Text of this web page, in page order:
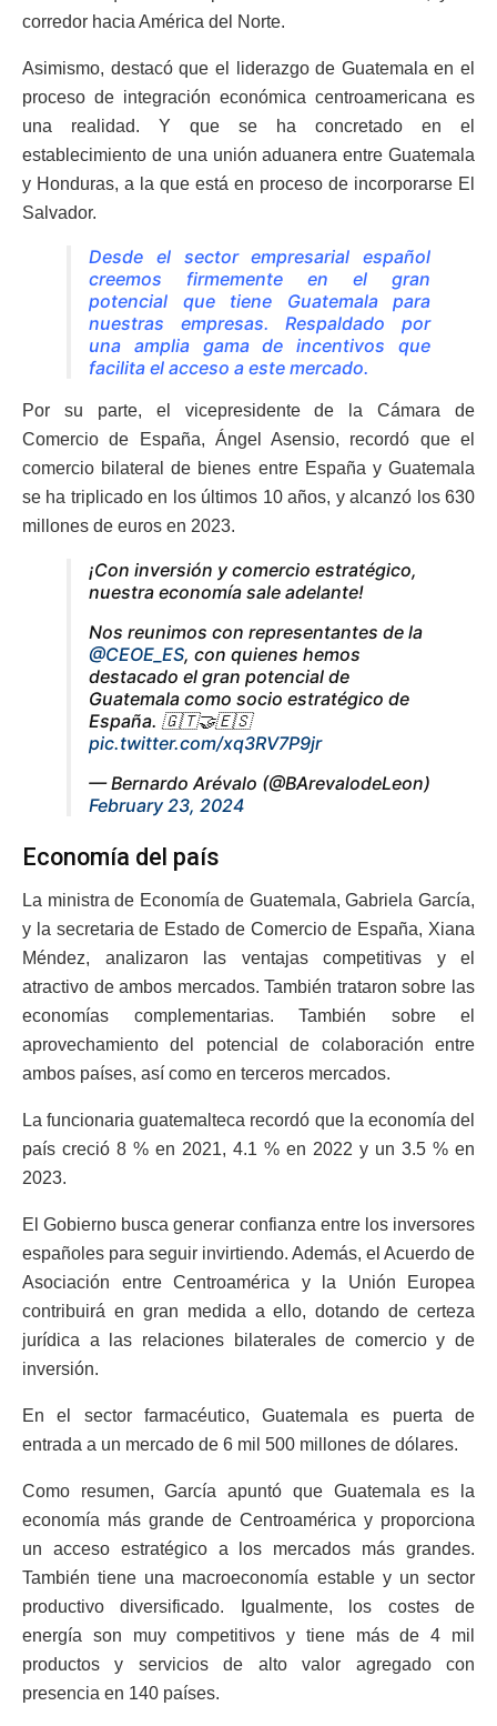
corredor hacia América del Norte.
Asimismo, destacó que el liderazgo de Guatemala en el
proceso de integración económica centroamericana es
una realidad. Y que se ha concretado en el
establecimiento de una unión aduanera entre Guatemala
y Honduras, a la que está en proceso de incorporarse El
Salvador.
Desde el sector empresarial español
creemos firmemente en el gran
potencial que tiene Guatemala para
nuestras empresas. Respaldado por
una amplia gama de incentivos que
facilita el acceso a este mercado.
Por su parte, el vicepresidente de la Cámara de
Comercio de España, Ángel Asensio, recordó que el
comercio bilateral de bienes entre España y Guatemala
se ha triplicado en los últimos 10 años, y alcanzó los 630
millones de euros en 2023.
¡Con inversión y comercio estratégico,
nuestra economía sale adelante!
Nos reunimos con representantes de la
@CEOE_ES, con quienes hemos
destacado el gran potencial de
Guatemala como socio estratégico de
España. 🇬🇹🤝🇪🇸
pic.twitter.com/xq3RV7P9jr
— Bernardo Arévalo (@BArevalodeLeon)
February 23, 2024
Economía del país
La ministra de Economía de Guatemala, Gabriela García,
y la secretaria de Estado de Comercio de España, Xiana
Méndez, analizaron las ventajas competitivas y el
atractivo de ambos mercados. También trataron sobre las
economías complementarias. También sobre el
aprovechamiento del potencial de colaboración entre
ambos países, así como en terceros mercados.
La funcionaria guatemalteca recordó que la economía del
país creció 8 % en 2021, 4.1 % en 2022 y un 3.5 % en
2023.
El Gobierno busca generar confianza entre los inversores
españoles para seguir invirtiendo. Además, el Acuerdo de
Asociación entre Centroamérica y la Unión Europea
contribuirá en gran medida a ello, dotando de certeza
jurídica a las relaciones bilaterales de comercio y de
inversión.
En el sector farmacéutico, Guatemala es puerta de
entrada a un mercado de 6 mil 500 millones de dólares.
Como resumen, García apuntó que Guatemala es la
economía más grande de Centroamérica y proporciona
un acceso estratégico a los mercados más grandes.
También tiene una macroeconomía estable y un sector
productivo diversificado. Igualmente, los costes de
energía son muy competitivos y tiene más de 4 mil
productos y servicios de alto valor agregado con
presencia en 140 países.